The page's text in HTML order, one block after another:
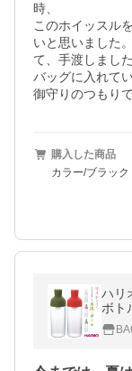
時、
このホイッスル
いと思いました
て、手渡しまし
バッグに入れて
購入した商品
カラー/ブラック
ハリ
ボト
ポッ
ティ